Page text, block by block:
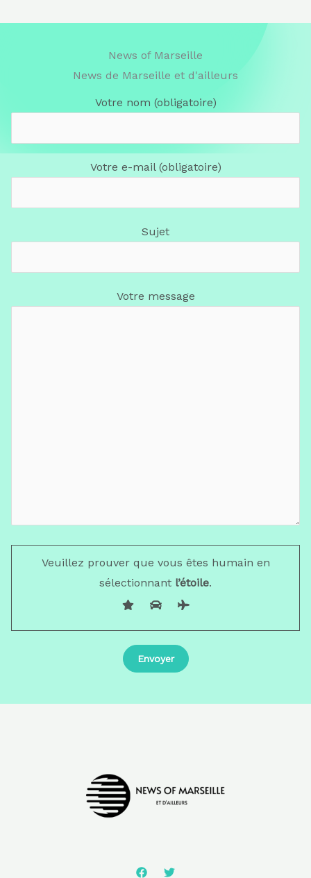
News of Marseille
News de Marseille et d'ailleurs
Votre nom (obligatoire)
Votre e-mail (obligatoire)
Sujet
Votre message
Veuillez prouver que vous êtes humain en
sélectionnant l’étoile.